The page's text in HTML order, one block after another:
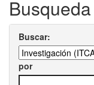
Busqueda
Buscar:
por